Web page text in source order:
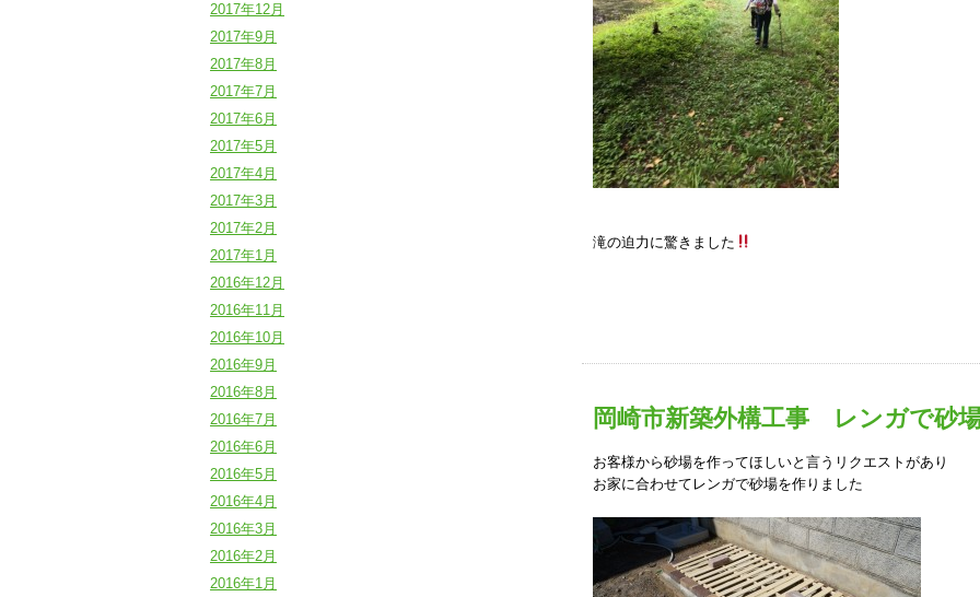
滝の迫力に驚きました
岡崎市新築外構工事 レンガで砂
お客様から砂場を作ってほしいと言うリクエストがあり
お家に合わせてレンガで砂場を作りました
2017年12月
2017年9月
2017年8月
2017年7月
2017年6月
2017年5月
2017年4月
2017年3月
2017年2月
2017年1月
2016年12月
2016年11月
2016年10月
2016年9月
2016年8月
2016年7月
2016年6月
2016年5月
2016年4月
2016年3月
2016年2月
2016年1月